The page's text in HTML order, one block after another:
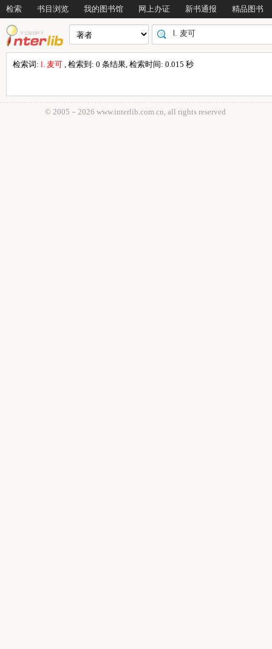
检索 书目浏览 我的图书馆 网上办证 新书通报 精品图书
检索词: l. 麦可 , 检索到: 0 条结果, 检索时间: 0.015 秒
© 2005－ 2026 www.interlib.com.cn, all rights reserved